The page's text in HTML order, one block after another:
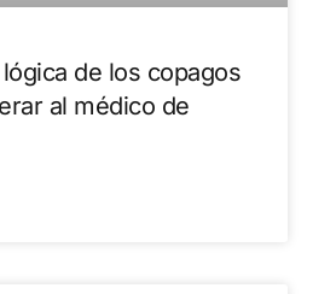
de los copagos
al médico de